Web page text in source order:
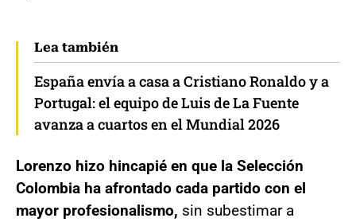
Lea también
España envía a casa a Cristiano Ronaldo y a
Portugal: el equipo de Luis de La Fuente
avanza a cuartos en el Mundial 2026
Lorenzo hizo hincapié en que la Selección
Colombia ha afrontado cada partido con el
mayor profesionalismo, sin subestimar a